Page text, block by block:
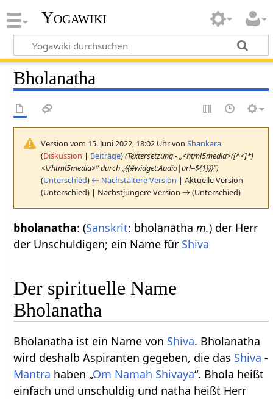
Yogawiki
Bholanatha
Version vom 15. Juni 2022, 18:02 Uhr vonShankara
(Diskussion | Beiträge)(Textersetzung - „<html5media>([^<]*)
<\/html5media>“ durch „{{#widget:Audio|url=${1}}}“)
(Unterschied) ← Nächstältere Version | Aktuelle Version
(Unterschied) | Nächstjüngere Version → (Unterschied)
bholanatha: (Sanskrit: bholānātham.) der Herr
der Unschuldigen; ein Name für Shiva
Der spirituelle Name
Bholanatha
Bholanatha ist ein Name von Shiva. Bholanatha
wird deshalb Aspiranten gegeben, die das Shiva -
Mantra haben „Om Namah Shivaya“. Bhola heißt
einfach und unschuldig und natha heißt Herr